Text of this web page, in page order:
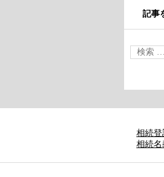
記事
相続登
相続名